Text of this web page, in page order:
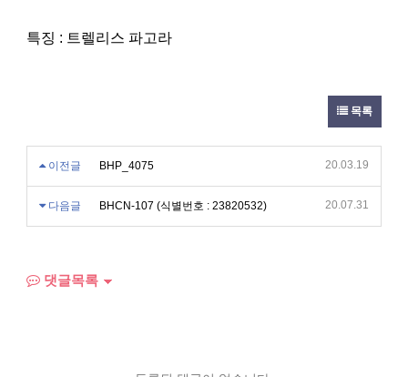
특징 : 트렐리스 파고라
목록
이전글 BHP_4075 20.03.19
다음글 BHCN-107 (식별번호 : 23820532) 20.07.31
댓글목록